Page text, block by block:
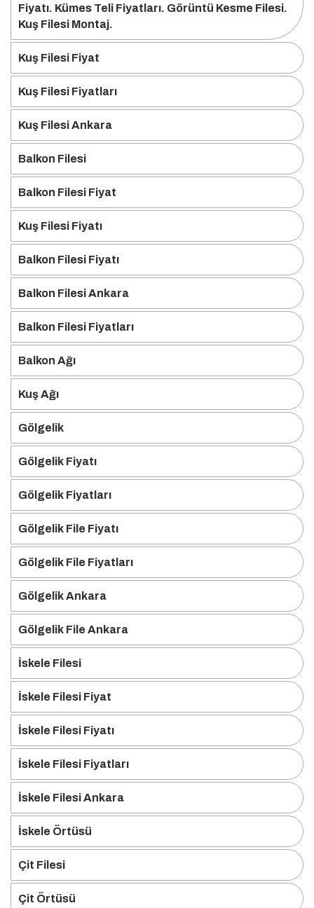
Fiyatı. Kümes Teli Fiyatları. Görüntü Kesme Filesi.
Kuş Filesi Montaj.
Kuş Filesi Fiyat
Kuş Filesi Fiyatları
Kuş Filesi Ankara
Balkon Filesi
Balkon Filesi Fiyat
Kuş Filesi Fiyatı
Balkon Filesi Fiyatı
Balkon Filesi Ankara
Balkon Filesi Fiyatları
Balkon Ağı
Kuş Ağı
Gölgelik
Gölgelik Fiyatı
Gölgelik Fiyatları
Gölgelik File Fiyatı
Gölgelik File Fiyatları
Gölgelik Ankara
Gölgelik File Ankara
İskele Filesi
İskele Filesi Fiyat
İskele Filesi Fiyatı
İskele Filesi Fiyatları
İskele Filesi Ankara
İskele Örtüsü
Çit Filesi
Çit Örtüsü